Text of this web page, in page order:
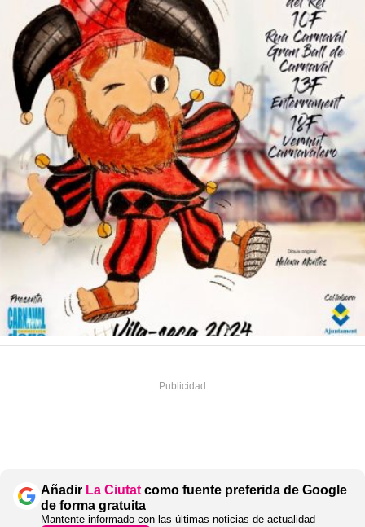
Añadir La Ciutatcomo fuente preferida de Google
de forma gratuita
Mantente informado con las últimas noticias de actualidad